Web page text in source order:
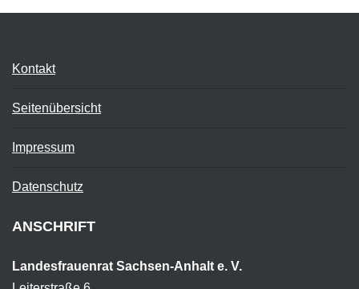
Kontakt
Seitenübersicht
Impressum
Datenschutz
ANSCHRIFT
Landesfrauenrat Sachsen-Anhalt e. V.